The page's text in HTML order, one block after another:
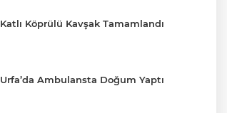
Katlı Köprülü Kavşak Tamamlandı
Urfa’da Ambulansta Doğum Yaptı